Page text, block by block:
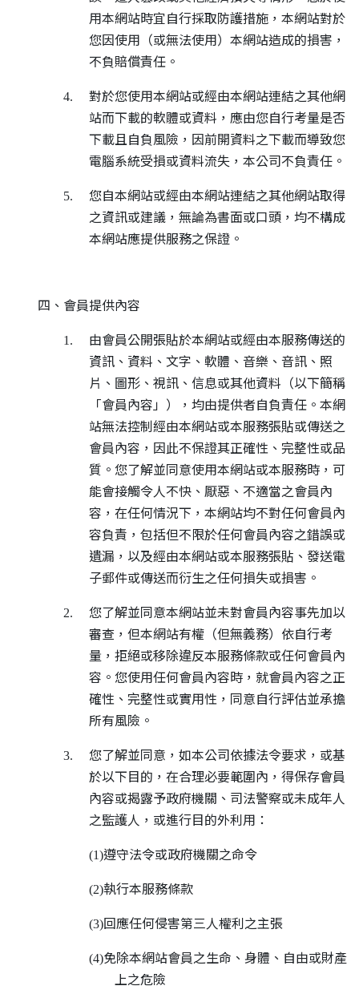
用本網站時宜自行採取防護措施，本網站對於
您因使用（或無法使用）本網站造成的損害，
不負賠償責任。
4. 對於您使用本網站或經由本網站連結之其他網
站而下載的軟體或資料，應由您自行考量是否
下載且自負風險，因前開資料之下載而導致您
電腦系統受損或資料流失，本公司不負責任。
5. 您自本網站或經由本網站連結之其他網站取得
之資訊或建議，無論為書面或口頭，均不構成
本網站應提供服務之保證。
四、會員提供內容
1. 由會員公開張貼於本網站或經由本服務傳送的
資訊、資料、文字、軟體、音樂、音訊、照
片、圖形、視訊、信息或其他資料（以下簡稱
「會員內容」），均由提供者自負責任。本網
站無法控制經由本網站或本服務張貼或傳送之
會員內容，因此不保證其正確性、完整性或品
質。您了解並同意使用本網站或本服務時，可
能會接觸令人不快、厭惡、不適當之會員內
容，在任何情況下，本網站均不對任何會員內
容負責，包括但不限於任何會員內容之錯誤或
遺漏，以及經由本網站或本服務張貼、發送電
子郵件或傳送而衍生之任何損失或損害。
2. 您了解並同意本網站並未對會員內容事先加以
審查，但本網站有權（但無義務）依自行考
量，拒絕或移除違反本服務條款或任何會員內
容。您使用任何會員內容時，就會員內容之正
確性、完整性或實用性，同意自行評估並承擔
所有風險。
3. 您了解並同意，如本公司依據法令要求，或基
於以下目的，在合理必要範圍內，得保存會員
內容或揭露予政府機關、司法警察或未成年人
之監護人，或進行目的外利用：
(1)遵守法令或政府機關之命令
(2)執行本服務條款
(3)回應任何侵害第三人權利之主張
(4)免除本網站會員之生命、身體、自由或財產
上之危險